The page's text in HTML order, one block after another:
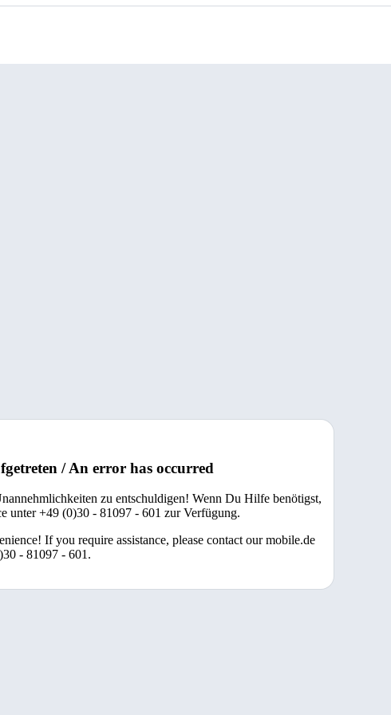
/ An error has occurred
zu entschuldigen! Wenn Du Hilfe benötigst,
unter +49 (0)30 - 81097 - 601 zur Verfügung.
If you require assistance, please contact our mobile.de
- 81097 - 601.